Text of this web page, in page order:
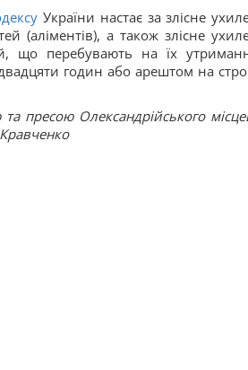
України настає за злісне
(аліментів), а також злісне
що перебувають на їх
годин або арештом на
та пресою Олександрійського